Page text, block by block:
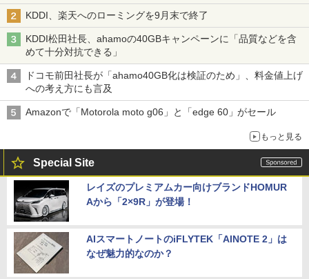
穴と楽天モバイルの課題
KDDI、楽天へのローミングを9月末で終了
KDDI松田社長、ahamoの40GBキャンペーンに「品質などを含
めて十分対抗できる」
ドコモ前田社長が「ahamo40GB化は検証のため」、料金値上げ
への考え方にも言及
Amazonで「Motorola moto g06」と「edge 60」がセール
もっと見る
Special Site
レイズのプレミアムカー向けブランドHOMUR
Aから「2×9R」が登場！
AIスマートノートのiFLYTEK「AINOTE 2」は
なぜ魅力的なのか？